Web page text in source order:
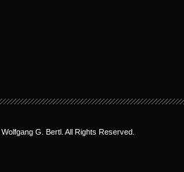
Wolfgang G. Bertl. All Rights Reserved.